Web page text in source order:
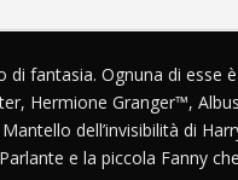
fantasia. Ognuna di esse
Hermione Granger™,
dell’invisibilità di
e la piccola Fanny